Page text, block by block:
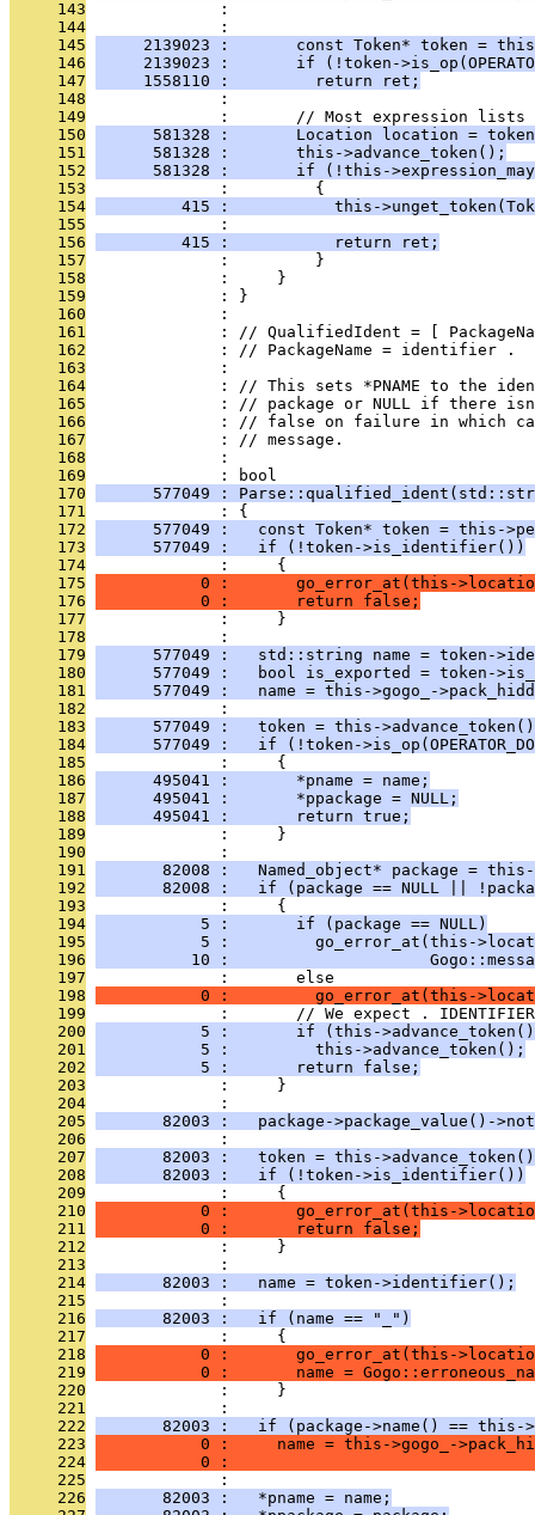
     143
:
     144
              :
     145
2139023 :       const Token* token =
     146
2139023 :       if (!token-
     147
     1558110 :         return ret;
     148
              :
     149
:       // Most expression lists
     150
581328 :       Location location =
     151
      581328 :       this->advance_token();
     152
581328 :       if (!this-
     153
              :         {
     154
415 :           this-
     155
:
     156
         415 :           return ret;
     157
              :         }
     158
              :     }
     159
              : }
     160
              :
     161
: // QualifiedIdent = [
     162
              : // PackageName = identifier .
     163
              :
     164
: // This sets *PNAME to the
     165
: // package or NULL if there
     166
: // false on failure in which
     167
              : // message.
     168
              :
     169
              : bool
     170
577049 :
     171
              : {
     172
577049 :   const Token* token = this-
     173
      577049 :   if (!token->is_identifier())
     174
              :     {
     175
0 :       go_error_at(this-
     176
           0 :       return false;
     177
              :     }
     178
              :
     179
577049 :   std::string name = token-
     180
577049 :   bool is_exported = token-
     181
577049 :   name = this->gogo_-
     182
              :
     183
577049 :   token = this-
     184
577049 :   if (!token-
     185
              :     {
     186
      495041 :       *pname = name;
     187
      495041 :       *ppackage = NULL;
     188
      495041 :       return true;
     189
              :     }
     190
              :
     191
82008 :   Named_object* package =
     192
82008 :   if (package == NULL ||
     193
              :     {
     194
           5 :       if (package == NULL)
     195
5 :         go_error_at(this-
     196
10 :
     197
              :       else
     198
0 :         go_error_at(this-
     199
:       // We expect .
     200
5 :       if (this-
     201
           5 :         this->advance_token();
     202
           5 :       return false;
     203
              :     }
     204
              :
     205
82003 :   package->package_value()-
     206
              :
     207
82003 :   token = this-
     208
       82003 :   if (!token->is_identifier())
     209
              :     {
     210
0 :       go_error_at(this-
     211
           0 :       return false;
     212
              :     }
     213
              :
     214
       82003 :   name = token->identifier();
     215
              :
     216
       82003 :   if (name == "_")
     217
              :     {
     218
0 :       go_error_at(this-
     219
0 :       name =
     220
              :     }
     221
              :
     222
82003 :   if (package->name() == this-
     223
0 :     name = this->gogo_-
     224
0 :
     225
              :
     226
       82003 :   *pname = name;